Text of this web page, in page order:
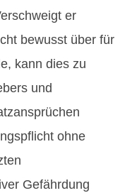
er
bewusst über für
kann dies zu
und
ohne
Gefährdung